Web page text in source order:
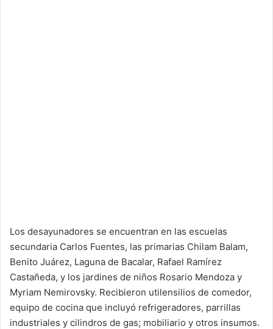
Los desayunadores se encuentran en las escuelas
secundaria Carlos Fuentes, las primarias Chilam Balam,
Benito Juárez, Laguna de Bacalar, Rafael Ramírez
Castañeda, y los jardines de niños Rosario Mendoza y
Myriam Nemirovsky. Recibieron utilensilios de comedor,
equipo de cocina que incluyó refrigeradores, parrillas
industriales y cilindros de gas; mobiliario y otros insumos.